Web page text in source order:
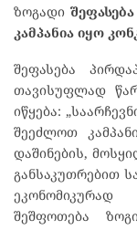
ზოგადი
კამპანია იყო
შეფასება
თავისუფლად
იწყება:
შეეძლოთ
დაშინების,
განსაკუთრებით
შეშფოთება